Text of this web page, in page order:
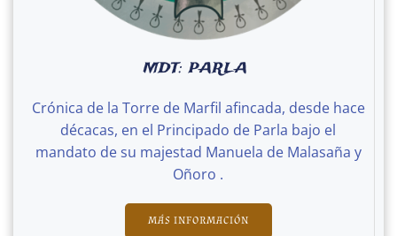
MDT: PARLA
Crónica de la Torre de Marfil afincada, desde hace
décacas, en el Principado de Parla bajo el
mandato de su majestad Manuela de Malasaña y
Oñoro .
MÁS INFORMACIÓN